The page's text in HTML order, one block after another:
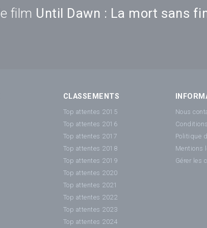
film Until Dawn : La mort sans
CLASSEMENTS
Top attentes 2015
Top attentes 2016
Top attentes 2017
Top attentes 2018
Top attentes 2019
Top attentes 2020
Top attentes 2021
Top attentes 2022
Top attentes 2023
Top attentes 2024
Nous
Politique
Mentions
Gérer les